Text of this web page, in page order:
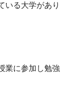
いる大学があり
業に参加し勉強